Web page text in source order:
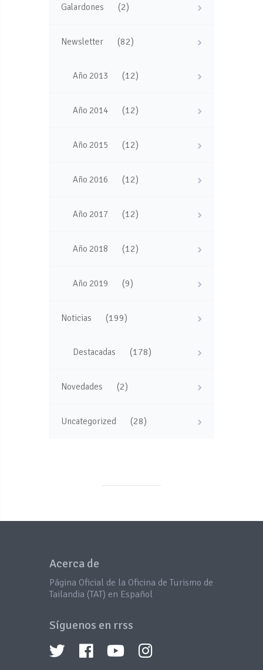
Galardones (2)
Newsletter (82)
Año 2013 (12)
Año 2014 (12)
Año 2015 (12)
Año 2016 (12)
Año 2017 (12)
Año 2018 (12)
Año 2019 (9)
Noticias (199)
Destacadas (178)
Novedades (2)
Uncategorized (28)
Acerca de
Página Oficial de la Oficina de Turismo de
Tailandia (TAT) en Español
Síguenos en rrss